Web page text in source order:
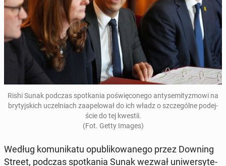
Rishi Sunak podczas spo­tka­nia po­świę­co­ne­go an­ty­se­mi­ty­zmo­wi na
bry­tyj­skich uczel­niach za­ape­lo­wał do ich władz o szcze­gól­ne po­dej­
ście do tej kwestii.
(Fot. Getty Images)
Według ko­mu­ni­ka­tu opu­bli­ko­wa­ne­go przez Downing
Street, podczas spo­tka­nia Sunak wezwał uni­wer­sy­te­